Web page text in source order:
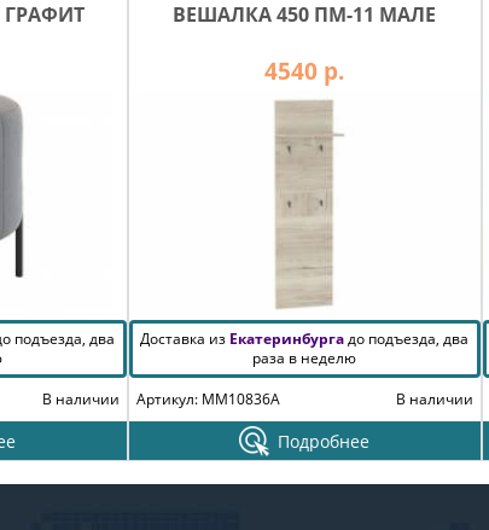
подъезда, два
В наличии
ВЕШАЛКА 450 ПМ-11 МАЛЕ
4540 р.
Доставка из Екатеринбургадо подъезда, два
раза в неделю
Артикул: MM10836A
В наличии
Подробнее